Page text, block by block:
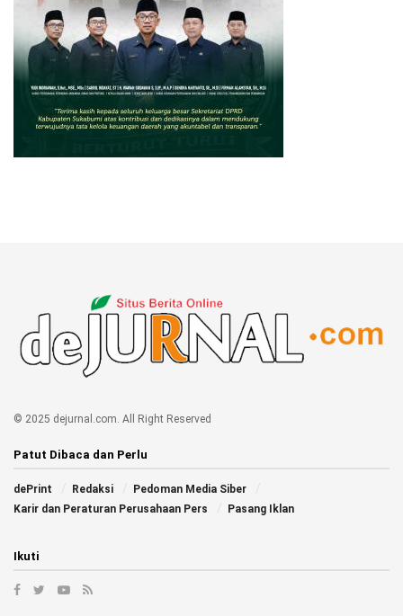
© 2025 dejurnal.com. All Right Reserved
Patut Dibaca dan Perlu
dePrint Redaksi
Pedoman Media Siber
Karir dan Peraturan Perusahaan Pers
Pasang Iklan
Ikuti